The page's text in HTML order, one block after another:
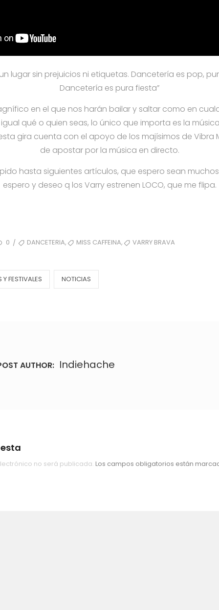
lugar sin prejuicios ni etiquetas. Dancetería es pop,
Dancetería es pura fiesta”
en el que nos harán bailar y saltar como en
qué o quien seas, lo único que importa es la
gira cuenta con el apoyo de los majísimos de Vibra
de apostar por la música en directo.
hasta siguientes artículos, que espero sean
espero y deseo q los Varry estrenen LOCO, que me flipa.
0 / TAGSDANCETERIA, MISS CAFFEINA, VARRY BRAVA
FESTIVALES NOTICIAS
AUTHOR: Indiehache
no será publicada. Los campos obligatorios están